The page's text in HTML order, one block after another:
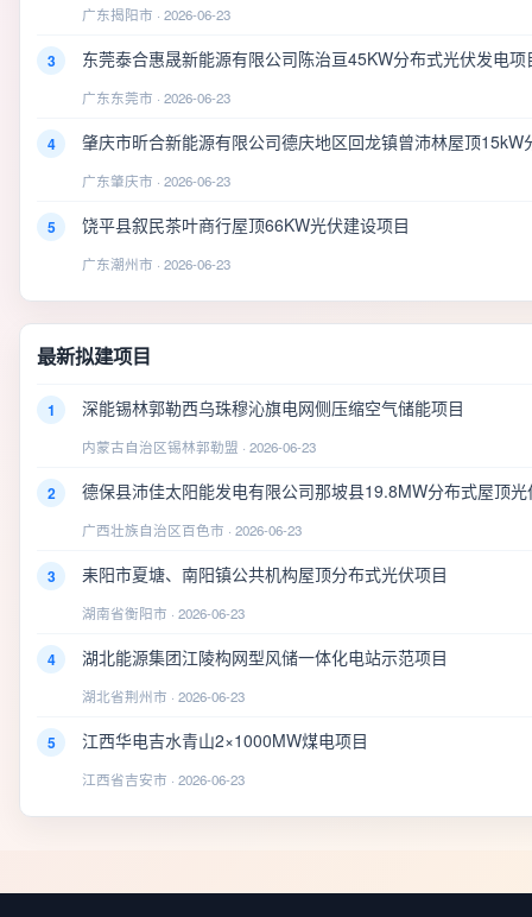
广东揭阳市 · 2026-06-23
3 东莞泰合惠晟新能源有限公司陈治亘45KW分布式光伏发电项
广东东莞市 · 2026-06-23
4 肇庆市昕合新能源有限公司德庆地区回龙镇曾沛林屋顶15kW
广东肇庆市 · 2026-06-23
5 饶平县叙民茶叶商行屋顶66KW光伏建设项目
广东潮州市 · 2026-06-23
最新拟建项目
1 深能锡林郭勒西乌珠穆沁旗电网侧压缩空气储能项目
内蒙古自治区锡林郭勒盟 · 2026-06-23
2 德保县沛佳太阳能发电有限公司那坡县19.8MW分布式屋顶
广西壮族自治区百色市 · 2026-06-23
3 耒阳市夏塘、南阳镇公共机构屋顶分布式光伏项目
湖南省衡阳市 · 2026-06-23
4 湖北能源集团江陵构网型风储一体化电站示范项目
湖北省荆州市 · 2026-06-23
5 江西华电吉水青山2×1000MW煤电项目
江西省吉安市 · 2026-06-23